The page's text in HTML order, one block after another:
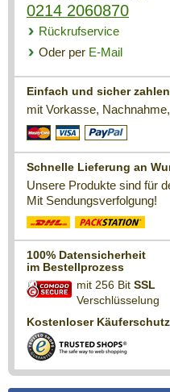
0214 2060870
Rückrufservice
Oder per E-Mail
Einfach und sicher zahlen
mit Vorkasse,
Schnelle Lieferung an
Unsere Produkte sind für
Mit Sendungsverfolgung!
100% Datensicherheit
im Bestellprozess
mit 256 Bit SSL
Verschlüsselung
Kostenloser Käuferschutz